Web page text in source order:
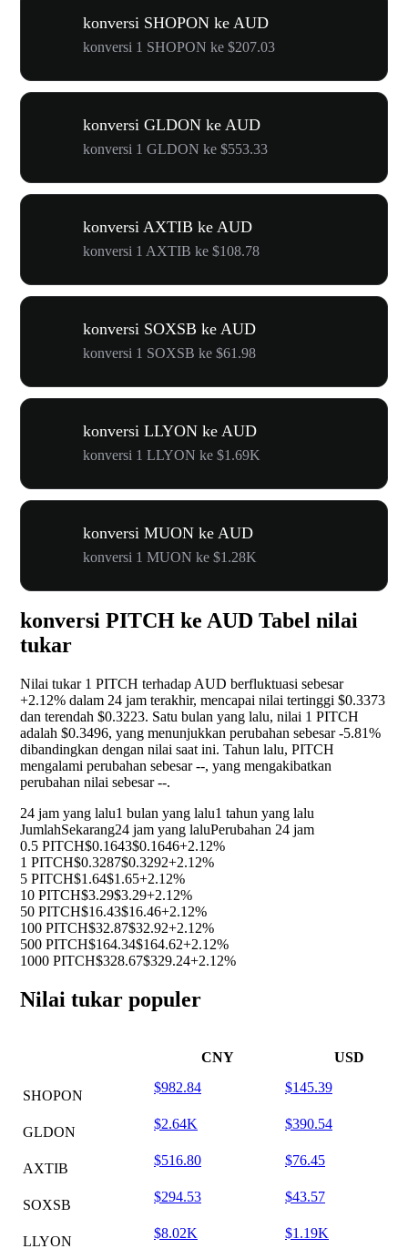
konversi SHOPON ke AUD
konversi 1 SHOPON ke $207.03
konversi GLDON ke AUD
konversi 1 GLDON ke $553.33
konversi AXTIB ke AUD
konversi 1 AXTIB ke $108.78
konversi SOXSB ke AUD
konversi 1 SOXSB ke $61.98
konversi LLYON ke AUD
konversi 1 LLYON ke $1.69K
konversi MUON ke AUD
konversi 1 MUON ke $1.28K
konversi PITCH ke AUD Tabel nilai
tukar
Nilai tukar 1 PITCH terhadap AUD berfluktuasi sebesar
+2.12% dalam 24 jam terakhir, mencapai nilai tertinggi $0.3373
dan terendah $0.3223. Satu bulan yang lalu, nilai 1 PITCH
adalah $0.3496, yang menunjukkan perubahan sebesar-5.81%
dibandingkan dengan nilai saat ini. Tahun lalu, PITCH
mengalami perubahan sebesar--, yang mengakibatkan
perubahan nilai sebesar--.
24 jam yang lalu1 bulan yang lalu1 tahun yang lalu
JumlahSekarang24 jam yang laluPerubahan 24 jam
0.5 PITCH$0.1643$0.1646+2.12%
1 PITCH$0.3287$0.3292+2.12%
5 PITCH$1.64$1.65+2.12%
10 PITCH$3.29$3.29+2.12%
50 PITCH$16.43$16.46+2.12%
100 PITCH$32.87$32.92+2.12%
500 PITCH$164.34$164.62+2.12%
1000 PITCH$328.67$329.24+2.12%
Nilai tukar populer
CNY USD
SHOPON
$982.84 $145.39
GLDON
$2.64K $390.54
AXTIB
$516.80 $76.45
SOXSB
$294.53 $43.57
LLYON
$8.02K $1.19K